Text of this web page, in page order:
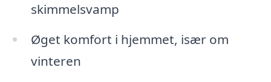
skimmelsvamp
Øget komfort i hjemmet, især om
vinteren